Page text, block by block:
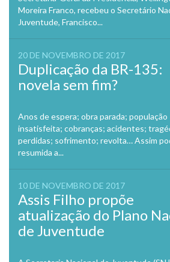
Moreira Franco, recebeu o Secretário
Juventude, Francisco...
20 DE NOVEMBRO DE 2017
Duplicação da BR-135:
novela sem fim?
Anos de espera; obra parada; população
insatisfeita; cobranças; acidentes;
perdidas; sofrimento; revolta… Assim
resumida a...
10 DE NOVEMBRO DE 2017
Assis Filho propõe
atualização do Plano
de Juventude